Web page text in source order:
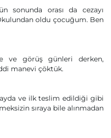
sonunda orası da cezayı
oldu çocuğum. Ben
ve görüş günleri derken,
manevi çöktük.
ve ilk teslim edildiği gibi
sıraya bile alınmadan